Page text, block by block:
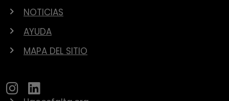
NOTICIAS
AYUDA
MAPA DEL SITIO